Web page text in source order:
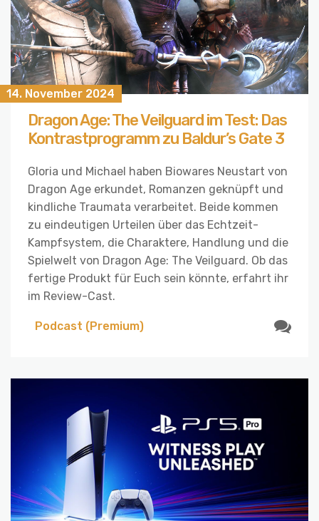
14. November 2024
Dragon Age: The Veilguard im Test: Das
Kontrastprogramm zu Baldur’s Gate 3
Gloria und Michael haben Biowares Neustart von
Dragon Age erkundet, Romanzen geknüpft und
kindliche Traumata verarbeitet. Beide kommen
zu eindeutigen Urteilen über das Echtzeit-
Kampfsystem, die Charaktere, Handlung und die
Spielwelt von Dragon Age: The Veilguard. Ob das
fertige Produkt für Euch sein könnte, erfahrt ihr
im Review-Cast.
Podcast (Premium)